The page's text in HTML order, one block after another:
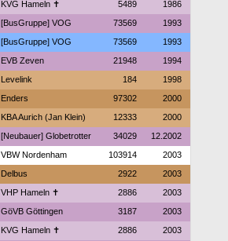
KVG Hameln ✝ 5489 1986
[BusGruppe] VOG 73569 1993
[BusGruppe] VOG 73569 1993
EVB Zeven 21948 1994
Levelink 184 1998
Enders 97302 2000
KBA Aurich (Jan Klein) 12333 2000
[Neubauer] Globetrotter 34029 12.2002
VBW Nordenham 103914 2003
Delbus 2922 2003
VHP Hameln ✝ 2886 2003
GöVB Göttingen 3187 2003
KVG Hameln ✝ 2886 2003